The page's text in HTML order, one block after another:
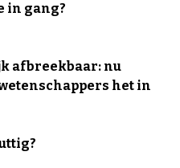
in gang?
afbreekbaar: nu
het in